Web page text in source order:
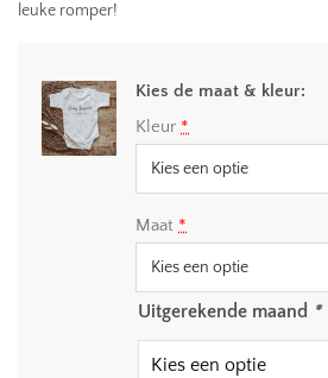
leuke romper!
Kies de maat & kleur:
Kleur *
Maat *
Uitgerekende maand *